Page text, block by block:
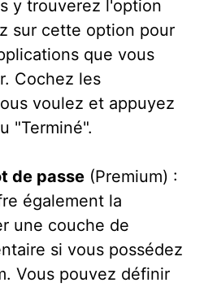
y trouverez l'option
sur cette option pour
que vous
Cochez les
voulez et appuyez
"Terminé".
de passe (Premium) :
également la
une couche de
si vous possédez
Vous pouvez définir